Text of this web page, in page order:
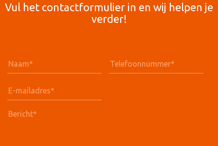
Vul het contactformulier in en wij helpen je
verder!